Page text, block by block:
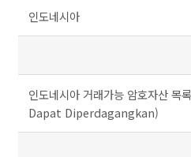
인도네시아
인도네시아 거래가능 암호자
Dapat Diperdagangkan)